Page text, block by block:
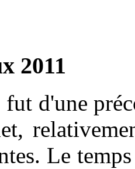
2011
d'une
Le